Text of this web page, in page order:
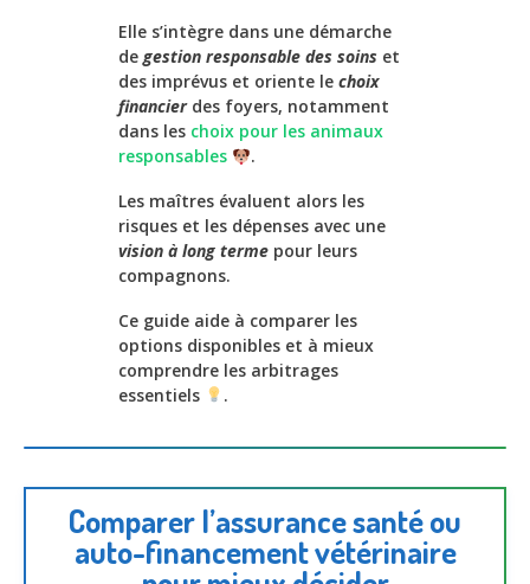
Elle s’intègre dans une démarche
degestion responsable des soins et
des imprévus et oriente le choix
financierdes foyers, notamment
dans les choix pour les animaux
responsables
.
Les maîtres évaluent alors les
risques et les dépenses avec une
vision à long terme pour leurs
compagnons.
Ce guide aide à comparer les
options disponibles et à mieux
comprendre les arbitrages
essentiels
.
Comparer l’assurance santé ou
auto-financement vétérinaire